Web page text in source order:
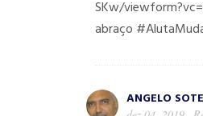
SKw/
abraço
ANGELO